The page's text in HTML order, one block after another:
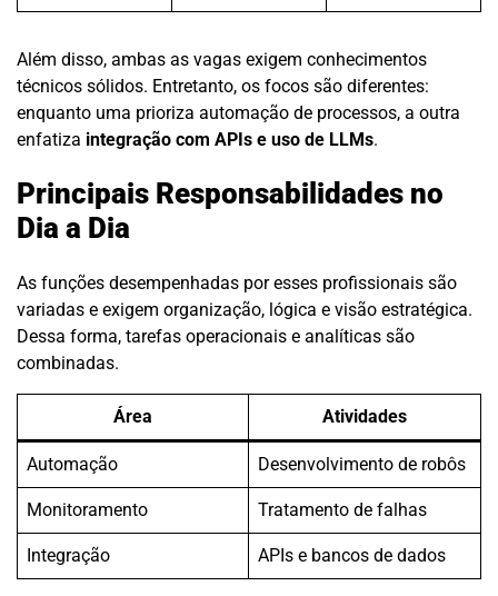
Além disso, ambas as vagas exigem conhecimentos
técnicos sólidos. Entretanto, os focos são diferentes:
enquanto uma prioriza automação de processos, a outra
enfatiza integração com APIs e uso de LLMs.
Principais Responsabilidades no
Dia a Dia
As funções desempenhadas por esses profissionais são
variadas e exigem organização, lógica e visão estratégica.
Dessa forma, tarefas operacionais e analíticas são
combinadas.
Área Atividades
Automação Desenvolvimento de robôs
Monitoramento Tratamento de falhas
Integração APIs e bancos de dados